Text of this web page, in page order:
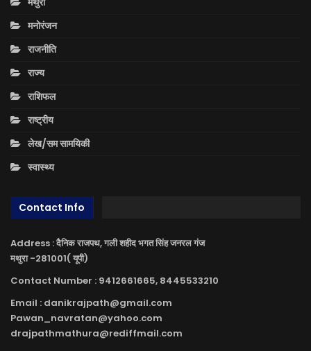
मनोरंजन
राजनीति
राज्य
राशिफल
राष्ट्रीय
लेख/सम सामयिकी
स्वास्थ्य
Contact Info
Address : दैनिक राजपथ, गली शहीद भगत सिंह जनरल गंज
मथुरा -281001( यूपी)
Contact Number : 9412661665, 8445533210
Email : danikrajpath@gmail.com
Pawan_navratan@yahoo.com
drajpathmathura@rediffmail.com